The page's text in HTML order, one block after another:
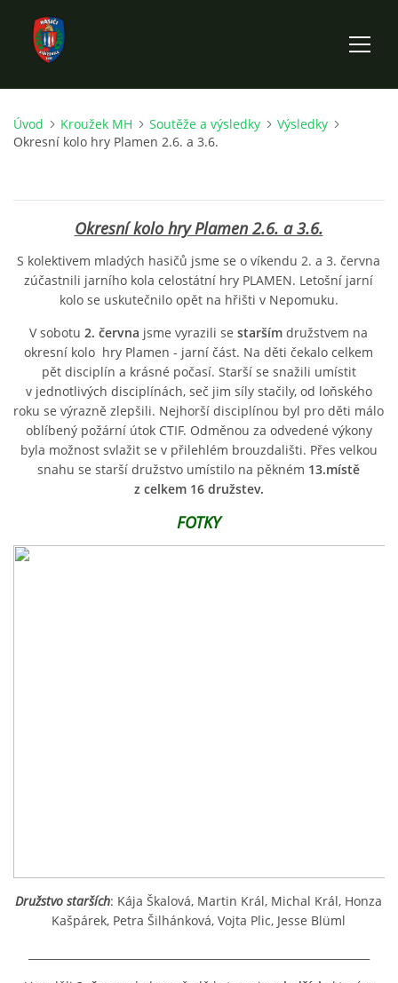
ÚVOD
VÝKONNÝ VÝBOR SBORU
DOKUMENTY
VÝJEZDOVÁ JEDNOTKA
FOTOGALERIE
PLÁNOVANÉ AKCE
KROUŽEK MH
číslo účtu: 193707116/0300
datové schránky: d3twtd3
Starosta sboru: Vladimír Plic
Úvod Kroužek MH Soutěže a výsledky
Výsledky
Okresní kolo hry Plamen 2.6. a 3.6.
Okresní kolo hry Plamen 2.6. a 3.6.
S kolektivem mladých hasičů jsme se o víkendu 2. a 3. června
zúčastnili jarního kola celostátní hry PLAMEN. Letošní jarní
kolo se uskutečnilo opět na hřišti v Nepomuku.
V sobotu 2. června jsme vyrazili se starším družstvem na
okresní kolo hry Plamen - jarní část. Na děti čekalo celkem
pět disciplín a krásné počasí. Starší se snažili umístit
v jednotlivých disciplínách, seč jim síly stačily, od loňského
roku se výrazně zlepšili. Nejhorší disciplínou byl pro děti málo
oblíbený požární útok CTIF. Odměnou za odvedené výkony
byla možnost svlažit se v přilehlém brouzdališti. Přes velkou
snahu se starší družstvo umístilo na pěkném 13.místě
z celkem 16 družstev.
FOTKY
Družstvo starších: Kája Škalová, Martin Král, Michal Král, Honza
Kašpárek, Petra Šilhánková, Vojta Plic, Jesse Blüml